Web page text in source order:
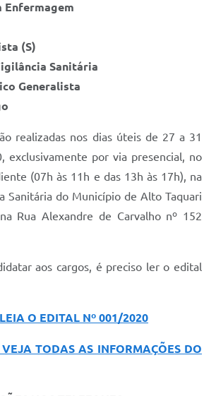
Enfermagem
(S)
Sanitária
Generalista
realizadas nos dias úteis de 27 a 31
exclusivamente por via presencial, no
(07h às 11h e das 13h às 17h), na
Sanitária do Município de Alto Taquari
Rua Alexandre de Carvalho nº 152
aos cargos, é preciso ler o edital
O EDITAL Nº 001/2020
TODAS AS INFORMAÇÕES DO